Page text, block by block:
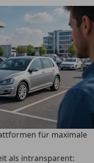
für maximale
als intransparent: